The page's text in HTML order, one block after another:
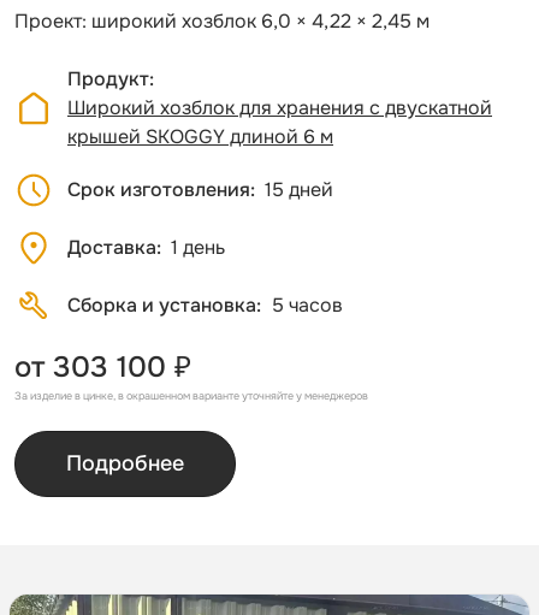
Проект: широкий хозблок 6,0 × 4,22 × 2,45 м
Продукт
Широкий хозблок для хранения с двускатной
крышей SKOGGY длиной 6 м
Срок изготовления 15 дней
Доставка 1 день
Сборка и установка 5 часов
от 303 100 ₽
За изделие в цинке, в окрашенном варианте уточняйте у менеджеров
Подробнее